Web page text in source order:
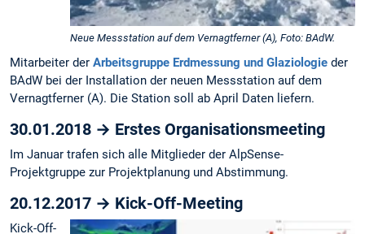
Neue Messstation auf dem Vernagtferner (A), Foto: BAdW.
Mitarbeiter der Arbeitsgruppe Erdmessung und Glaziologie der
BAdW bei der Installation der neuen Messstation auf dem
Vernagtferner (A). Die Station soll ab April Daten liefern.
30.01.2018 → Erstes Organisationsmeeting
Im Januar trafen sich alle Mitglieder der AlpSense-
Projektgruppe zur Projektplanung und Abstimmung.
20.12.2017 → Kick-Off-Meeting
Kick-Off-